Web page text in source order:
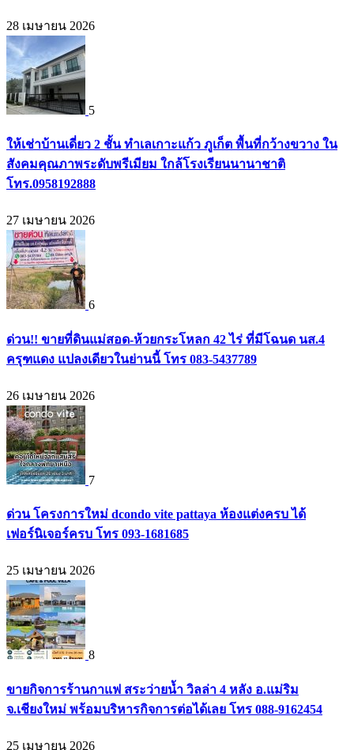
28 เมษายน 2026
5
ให้เช่าบ้านเดี่ยว 2 ชั้น ทำเลเกาะแก้ว ภูเก็ต พื้นที่กว้างขวาง ใน
สังคมคุณภาพระดับพรีเมียม ใกล้โรงเรียนนานาชาติ
โทร.0958192888
27 เมษายน 2026
6
ด่วน!! ขายที่ดินแม่สอด-ห้วยกระโหลก 42 ไร่ ที่มีโฉนด นส.4
ครุฑแดง แปลงเดียวในย่านนี้ โทร 083-5437789
26 เมษายน 2026
7
ด่วน โครงการใหม่ dcondo vite pattaya ห้องแต่งครบ ได้
เฟอร์นิเจอร์ครบ โทร 093-1681685
25 เมษายน 2026
8
ขายกิจการร้านกาแฟ สระว่ายน้ำ วิลล่า 4 หลัง อ.แม่ริม
จ.เชียงใหม่ พร้อมบริหารกิจการต่อได้เลย โทร 088-9162454
25 เมษายน 2026